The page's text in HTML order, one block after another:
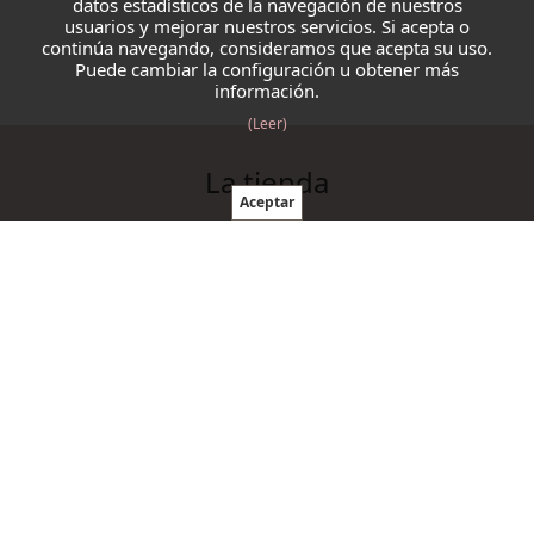
datos estadísticos de la navegación de nuestros
usuarios y mejorar nuestros servicios. Si acepta o
continúa navegando, consideramos que acepta su uso.
Puede cambiar la configuración u obtener más
información.
(Leer)
La tienda
Blazmo